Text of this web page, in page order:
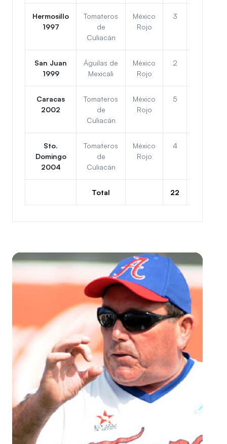
Hermosillo
1997
Tomateros
de
Culiacán
México
Rojo
3
San Juan
1999
Águilas de
Mexicali
México
Rojo
2
Caracas
2002
Tomateros
de
Culiacán
México
Rojo
5
Sto.
Domingo
2004
Tomateros
de
Culiacán
México
Rojo
4
Total 22